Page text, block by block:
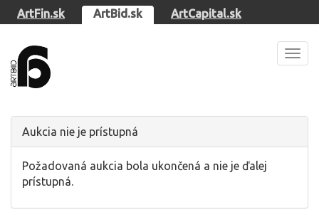
ArtFin.sk ArtBid.sk ArtCapital.sk
Aukcia nie je prístupná
Požadovaná aukcia bola ukončená a nie je ďalej
prístupná.